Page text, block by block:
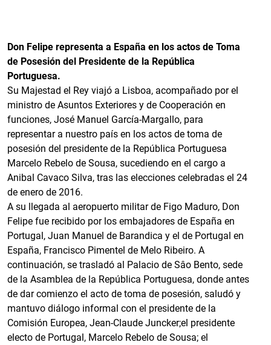
Don Felipe representa a España en los actos de Toma
de Posesión del Presidente de la República
Portuguesa.
Su Majestad el Rey viajó a Lisboa, acompañado por el
ministro de Asuntos Exteriores y de Cooperación en
funciones, José Manuel García-Margallo, para
representar a nuestro país en los actos de toma de
posesión del presidente de la República Portuguesa
Marcelo Rebelo de Sousa, sucediendo en el cargo a
Anibal Cavaco Silva, tras las elecciones celebradas el 24
de enero de 2016.
A su llegada al aeropuerto militar de Figo Maduro, Don
Felipe fue recibido por los embajadores de España en
Portugal, Juan Manuel de Barandica y el de Portugal en
España, Francisco Pimentel de Melo Ribeiro. A
continuación, se trasladó al Palacio de Sâo Bento, sede
de la Asamblea de la República Portuguesa, donde antes
de dar comienzo el acto de toma de posesión, saludó y
mantuvo diálogo informal con el presidente de la
Comisión Europea, Jean-Claude Juncker;el presidente
electo de Portugal, Marcelo Rebelo de Sousa; el